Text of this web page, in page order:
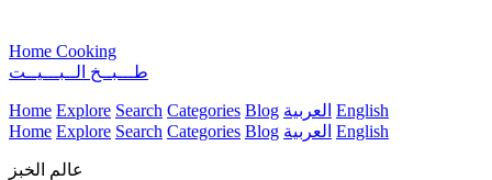
Home Cooking
طـــبــخ الــبـــيــت
Home Explore Search Categories Blog العربية English
Home Explore Search Categories Blog العربية English
عالم الخبز